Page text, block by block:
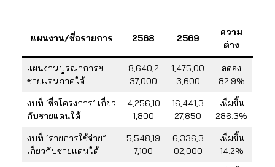
แผนงาน/ชื่อรายการ 2568 2569
ความ
ต่าง
แผนงานบูรณาการฯ
ชายแดนภาคใต้
8,640,2
37,000
1,475,00
3,600
ลดลง
82.9%
งบที่ ‘ชื่อโครงการ’ เกี่ยว
กับชายแดนใต้
4,256,10
1,800
16,441,3
27,850
เพิ่มขึ้น
286.3%
งบที่ ‘รายการใช้จ่าย”
เกี่ยวกับชายแดนใต้
5,548,19
7,100
6,336,3
02,000
เพิ่มขึ้น
14.2%